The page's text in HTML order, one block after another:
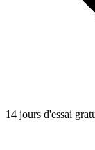
14 jours d'essai